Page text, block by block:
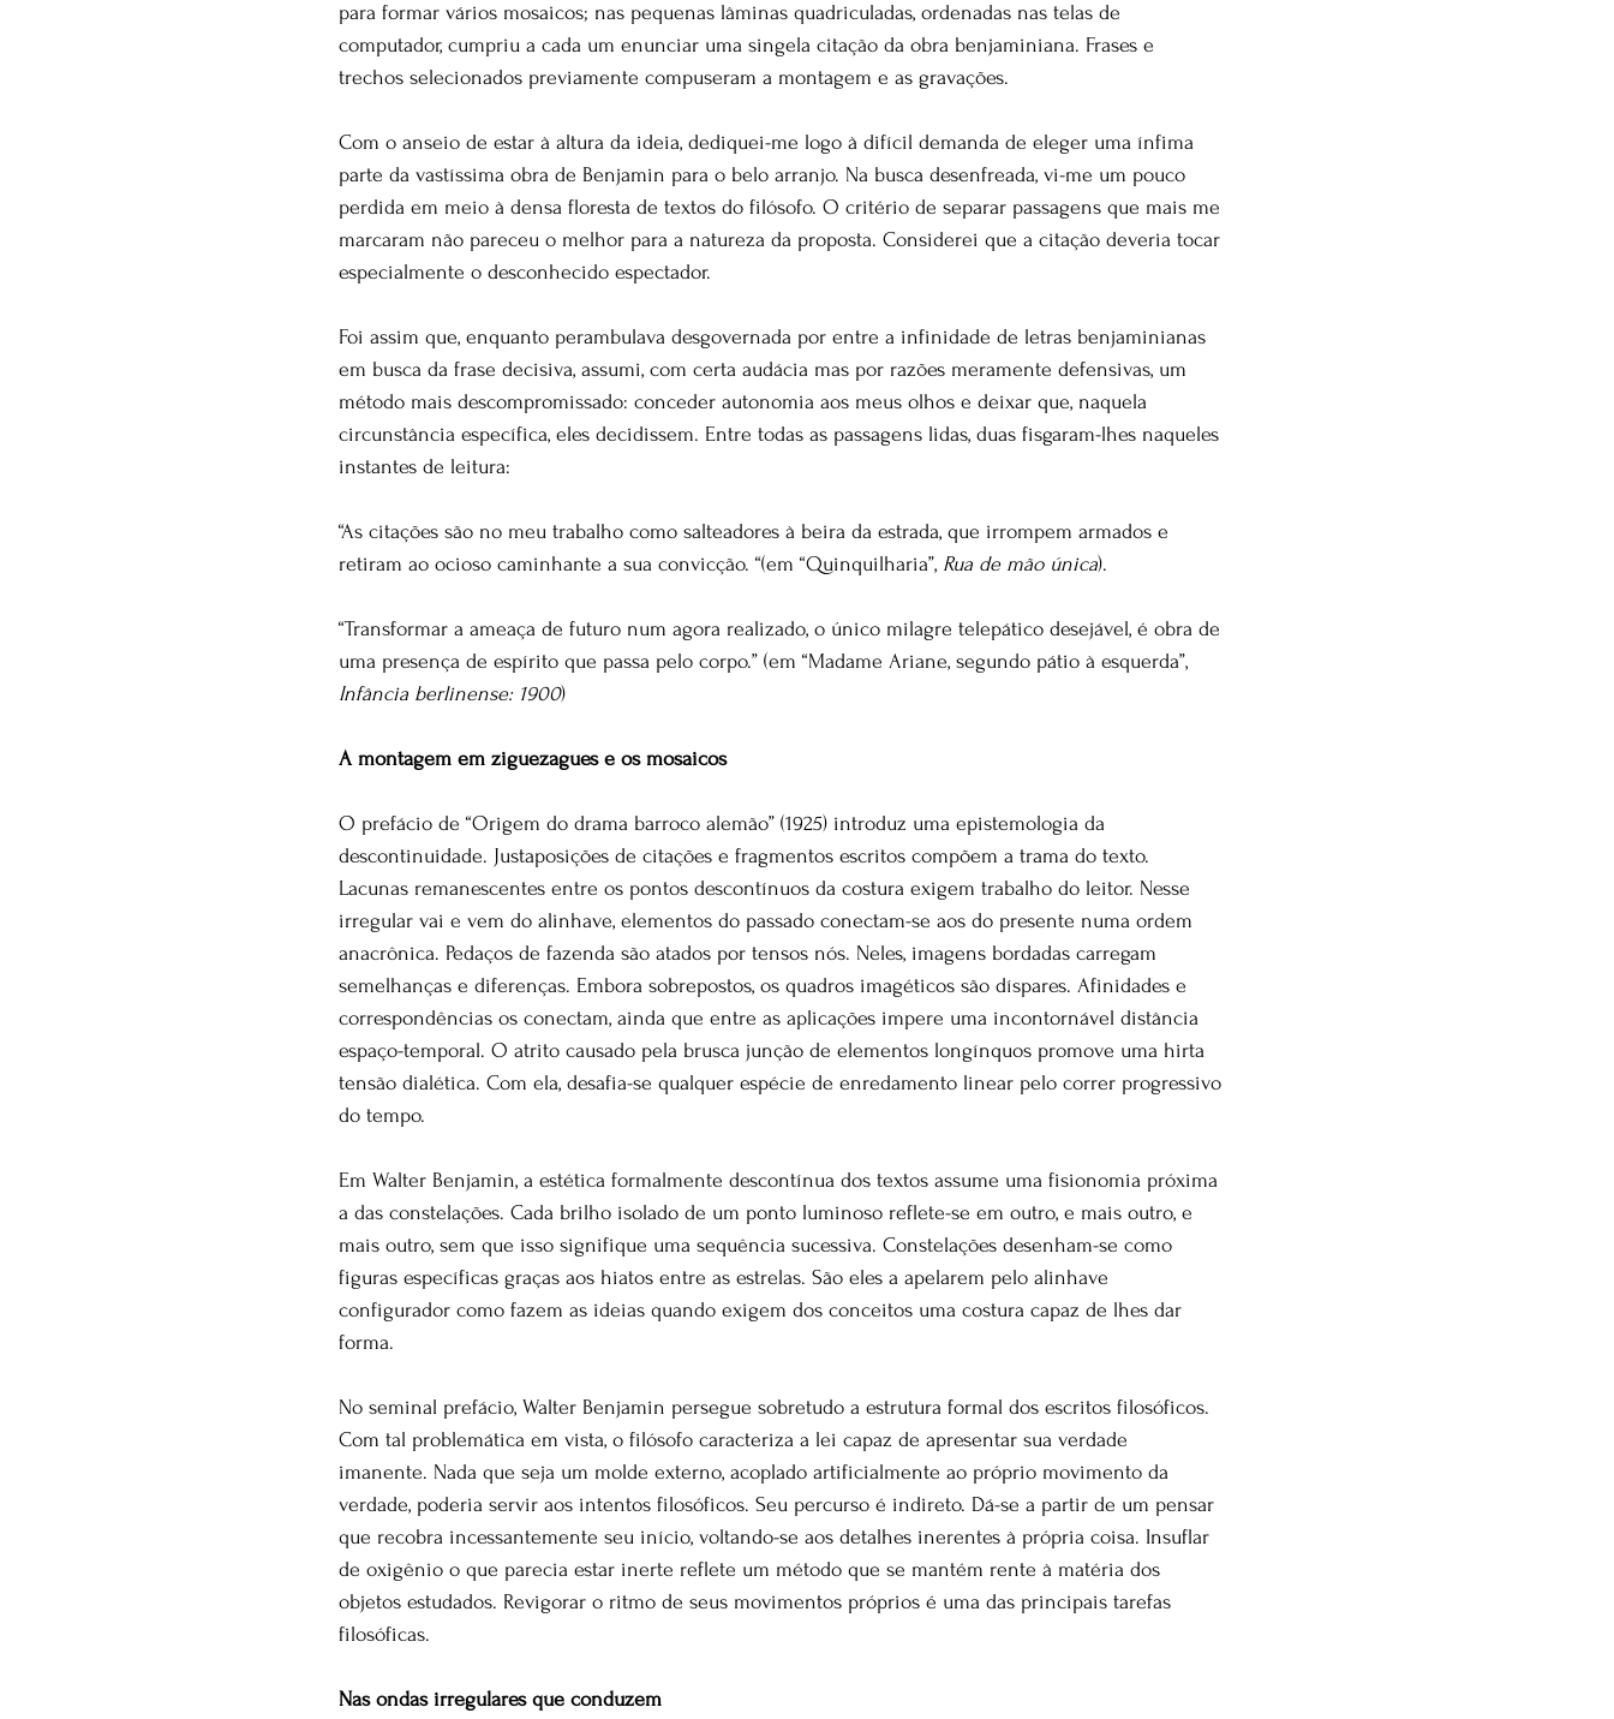
para formar vários mosaicos; nas pequenas lâminas quadriculadas, ordenadas nas telas de
computador, cumpriu a cada um enunciar uma singela citação da obra benjaminiana. Frases e
trechos selecionados previamente compuseram a montagem e as gravações.
Com o anseio de estar à altura da ideia, dediquei-me logo à difícil demanda de eleger uma ínfima
parte da vastíssima obra de Benjamin para o belo arranjo. Na busca desenfreada, vi-me um pouco
perdida em meio à densa floresta de textos do filósofo. O critério de separar passagens que mais me
marcaram não pareceu o melhor para a natureza da proposta. Considerei que a citação deveria tocar
especialmente o desconhecido espectador.
Foi assim que, enquanto perambulava desgovernada por entre a infinidade de letras benjaminianas
em busca da frase decisiva, assumi, com certa audácia mas por razões meramente defensivas, um
método mais descompromissado: conceder autonomia aos meus olhos e deixar que, naquela
circunstância específica, eles decidissem. Entre todas as passagens lidas, duas fisgaram-lhes naqueles
instantes de leitura:
“As citações são no meu trabalho como salteadores à beira da estrada, que irrompem armados e
retiram ao ocioso caminhante a sua convicção. “(em “Quinquilharia”, Rua de mão única).
“Transformar a ameaça de futuro num agora realizado, o único milagre telepático desejável, é obra de
uma presença de espírito que passa pelo corpo.” (em “Madame Ariane, segundo pátio à esquerda”,
Infância berlinense: 1900)
A montagem em ziguezagues e os mosaicos
O prefácio de “Origem do drama barroco alemão” (1925) introduz uma epistemologia da
descontinuidade. Justaposições de citações e fragmentos escritos compõem a trama do texto.
Lacunas remanescentes entre os pontos descontínuos da costura exigem trabalho do leitor. Nesse
irregular vai e vem do alinhave, elementos do passado conectam-se aos do presente numa ordem
anacrônica. Pedaços de fazenda são atados por tensos nós. Neles, imagens bordadas carregam
semelhanças e diferenças. Embora sobrepostos, os quadros imagéticos são díspares. Afinidades e
correspondências os conectam, ainda que entre as aplicações impere uma incontornável distância
espaço-temporal. O atrito causado pela brusca junção de elementos longínquos promove uma hirta
tensão dialética. Com ela, desafia-se qualquer espécie de enredamento linear pelo correr progressivo
do tempo.
Em Walter Benjamin, a estética formalmente descontínua dos textos assume uma fisionomia próxima
a das constelações. Cada brilho isolado de um ponto luminoso reflete-se em outro, e mais outro, e
mais outro, sem que isso signifique uma sequência sucessiva. Constelações desenham-se como
figuras específicas graças aos hiatos entre as estrelas. São eles a apelarem pelo alinhave
configurador como fazem as ideias quando exigem dos conceitos uma costura capaz de lhes dar
forma.
No seminal prefácio, Walter Benjamin persegue sobretudo a estrutura formal dos escritos filosóficos.
Com tal problemática em vista, o filósofo caracteriza a lei capaz de apresentar sua verdade
imanente. Nada que seja um molde externo, acoplado artificialmente ao próprio movimento da
verdade, poderia servir aos intentos filosóficos. Seu percurso é indireto. Dá-se a partir de um pensar
que recobra incessantemente seu início, voltando-se aos detalhes inerentes à própria coisa. Insuflar
de oxigênio o que parecia estar inerte reflete um método que se mantém rente à matéria dos
objetos estudados. Revigorar o ritmo de seus movimentos próprios é uma das principais tarefas
filosóficas.
Nas ondas irregulares que conduzem